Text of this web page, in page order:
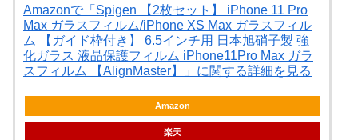
Amazonで「Spigen 【2枚セット】 iPhone 11 Pro
Max ガラスフィルム/iPhone XS Max ガラスフィル
ム 【ガイド枠付き】 6.5インチ用 日本旭硝子製 強
化ガラス 液晶保護フィルム iPhone11Pro Max ガラ
スフィルム 【AlignMaster】」に関する詳細を見る
Amazon
楽天